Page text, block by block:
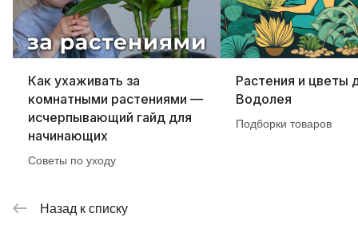
Как ухаживать за
комнатными растениями —
исчерпывающий гайд для
начинающих
Советы по уходу
Растения и цветы
Водолея
Подборки товаров
Назад к списку